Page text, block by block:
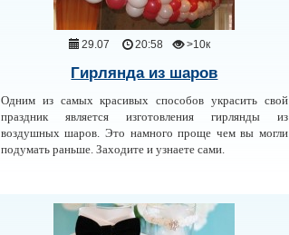
29.07 20:58 >10к
Гирлянда из шаров
Одним из самых красивых способов украсить свой
праздник является изготовления гирлянды из
воздушных шаров. Это намного проще чем вы могли
подумать раньше. Заходите и узнаете сами.